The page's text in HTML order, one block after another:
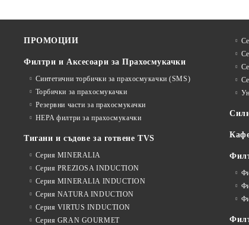
ПРОМОЦИИ
Филтри и Аксесоари за Прахосмукачки
Синтетични торбички за прахосмукачки (SMS)
Торбички за прахосмукачки
Резервни части за прахосмукачки
HEPA филтри за прахосмукачки
Тигани и съдове за готвене TVS
Серия MINERALIA
Серия PREZIOSA INDUCTION
Серия MINERALIA INDUCTION
Серия NATURA INDUCTION
Серия VIRTUS INDUCTION
Серия GRAN GOURMET